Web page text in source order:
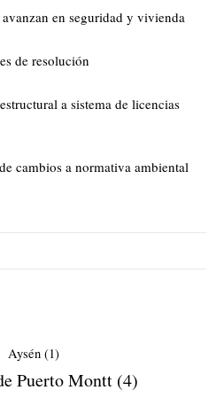
en seguridad y vivienda
de resolución
a sistema de licencias
cambios a normativa ambiental
Aysén (1)
Puerto Montt (4)